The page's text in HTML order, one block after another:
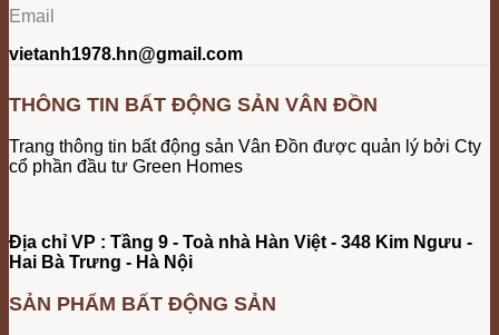
Email
vietanh1978.hn@gmail.com
THÔNG TIN BẤT ĐỘNG SẢN VÂN ĐỒN
Trang thông tin bất động sản Vân Đồn được quản lý bởi Cty
cổ phần đầu tư Green Homes
Địa chỉ VP : Tầng 9 - Toà nhà Hàn Việt - 348 Kim Ngưu -
Hai Bà Trưng - Hà Nội
SẢN PHẨM BẤT ĐỘNG SẢN